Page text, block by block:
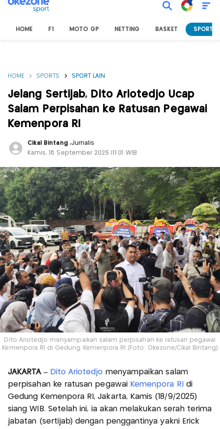
HOME F1 MOTO GP NETTING BASKET SPORT
HOME SPORTS SPORT LAIN
Jelang Sertijab, Dito Ariotedjo Ucap
Salam Perpisahan ke Ratusan Pegawai
Kemenpora RI
Cikal Bintang ,Jurnalis
Kamis, 18 September 2025 |11:01 WIB
Dito Ariotedjo menyampaikan salam perpisahan ke ratusan pegawai
Kemenpora RI di Gedung Kemenpora RI (Foto: Okezone/Cikal Bintang)
JAKARTA – Dito Ariotedjo menyampaikan salam
perpisahan ke ratusan pegawai Kemenpora RI di
Gedung Kemenpora RI, Jakarta, Kamis (18/9/2025)
siang WIB. Setelah ini, ia akan melakukan serah terima
jabatan (sertijab) dengan penggantinya yakni Erick